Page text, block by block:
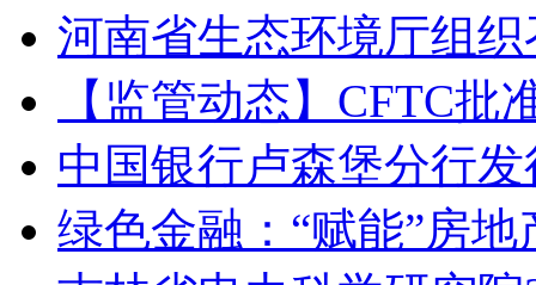
河南省生态环境厅组
【监管动态】CFTC
中国银行卢森堡分行
绿色金融：“赋能”房